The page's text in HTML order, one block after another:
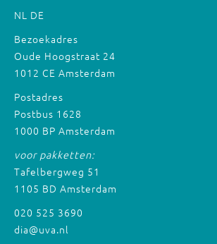
NL DE
Bezoekadres
Oude Hoogstraat 24
1012 CE Amsterdam
Postadres
Postbus 1628
1000 BP Amsterdam
voor pakketten:
Tafelbergweg 51
1105 BD Amsterdam
020 525 3690
dia@uva.nl